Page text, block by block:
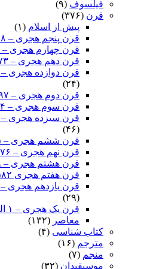
فیلسوف (۹)
قرن (۳۷۶)
پیش از اسلام (۱)
قرن پنجم هجری – ۳۸۸ الی ۴۸۵ شمسی
قرن چهارم هجری – ۲۹۱ الی ۳۸۸ شمسی
قرن دهم هجری – ۸۷۳ الی ۹۷۰ شمسی
قرن دوازده هجری – ۱۰۶۷ الی ۱۱۶۴ شمسی
(۲۴)
قرن دوم هجری – ۹۷ الی ۱۹۴ شمسی
قرن سوم هجری – ۱۹۴ الی ۲۹۱ شمسی
قرن سیزده هجری – ۱۱۶۴ الی ۱۲۶۱ شمسی
(۴۶)
قرن ششم هجری – ۴۸۵ الی ۵۸۲ شمسی
قرن نهم هجری – ۷۷۶ الی ۸۷۳ شمسی
قرن هشتم هجری – ۶۷۹ الی ۷۷۶ شمسی
قرن هفتم هجری ۵۸۲ الی ۶۷۹ شمسی
قرن یازدهم هجری – ۹۷۰ الی ۱۰۶۷ شمسی
(۲۹)
قرن یک هجری – ۱ الی ۹۷ شمسی –
معاصر (۱۳۲)
کتاب شناسی (۴)
مترجم (۱۶)
منجم (۷)
موسیقیدان (۳۲)